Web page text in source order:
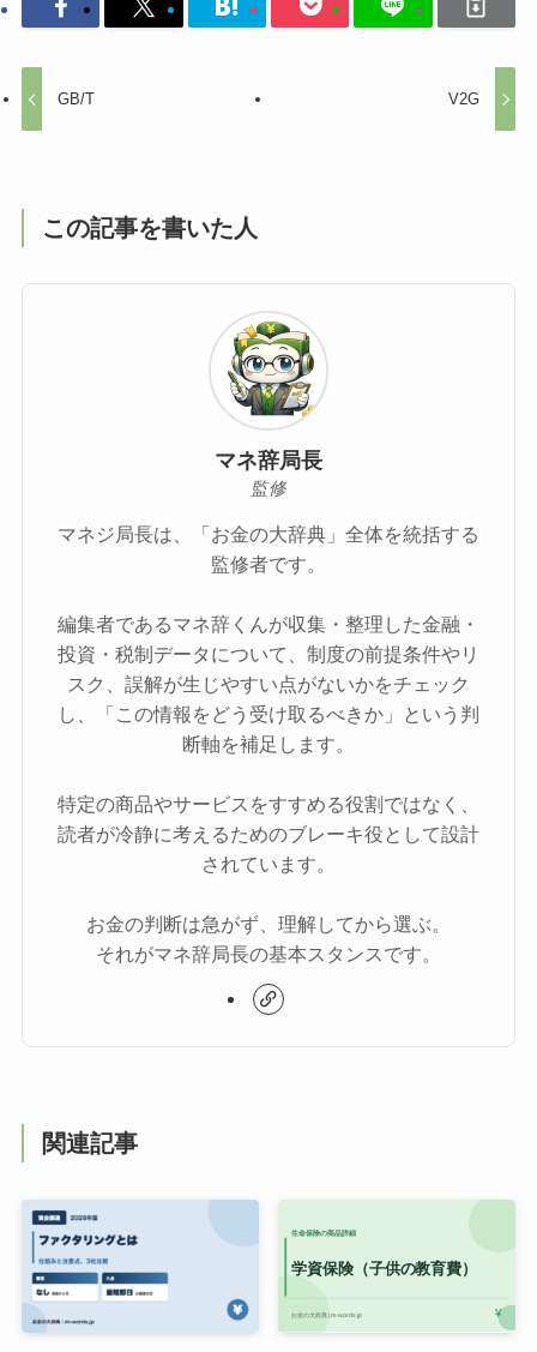
GB/T V2G
この記事を書いた人
マネ辞局長
監修
マネジ局長は、「お金の大辞典」全体を統括する
監修者です。
編集者であるマネ辞くんが収集・整理した金融・
投資・税制データについて、制度の前提条件やリ
スク、誤解が生じやすい点がないかをチェック
し、「この情報をどう受け取るべきか」という判
断軸を補足します。
特定の商品やサービスをすすめる役割ではなく、
読者が冷静に考えるためのブレーキ役として設計
されています。
お金の判断は急がず、理解してから選ぶ。
それがマネ辞局長の基本スタンスです。
関連記事